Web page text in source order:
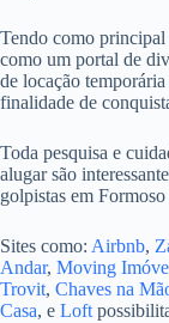
Tendo como principal
como um portal de
de locação
finalidade de
Toda pesquisa e
alugar são
golpistas em
Sites como: Airbnb,
Andar, Moving
Trovit, Chaves na
Casa, e Loft